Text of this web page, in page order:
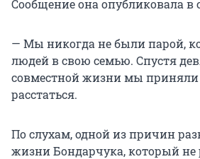
Сообщение она опубликовала в
— Мы никогда не были парой,
людей в свою семью. Спустя
совместной жизни мы
расстаться.
По слухам, одной из причин
жизни Бондарчука, который не